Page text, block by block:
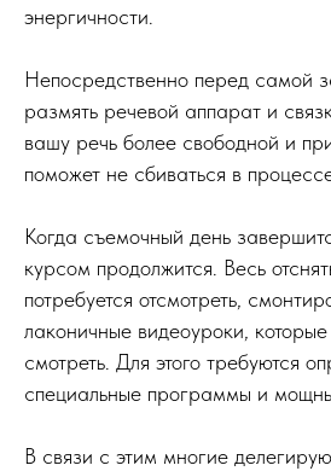
энергичности.
Непосредственно перед самой
размять речевой аппарат и
вашу речь более свободной и
поможет не сбиваться в
Когда съемочный день
курсом продолжится. Весь
потребуется отсмотреть,
лаконичные видеоуроки,
смотреть. Для этого требуются
специальные программы и
В связи с этим многие